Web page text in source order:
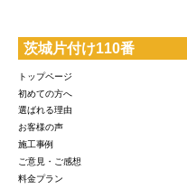
茨城片付け110番
トップページ
初めての方へ
選ばれる理由
お客様の声
施工事例
ご意見・ご感想
料金プラン